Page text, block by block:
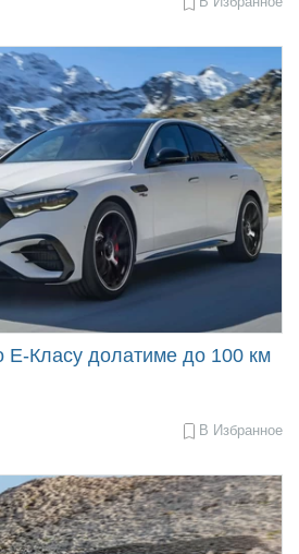
E-Класу долатиме до 100 км
В Избранное